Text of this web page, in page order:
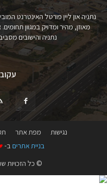
נתניה און ליין פורטל האינטרנט
מאוזן, מהיר ומדויק במגוון
נתניה והישובים מסביב. טלפון:
נגישות מפת אתר
בניית אתרים ב-
© כל הזכויות